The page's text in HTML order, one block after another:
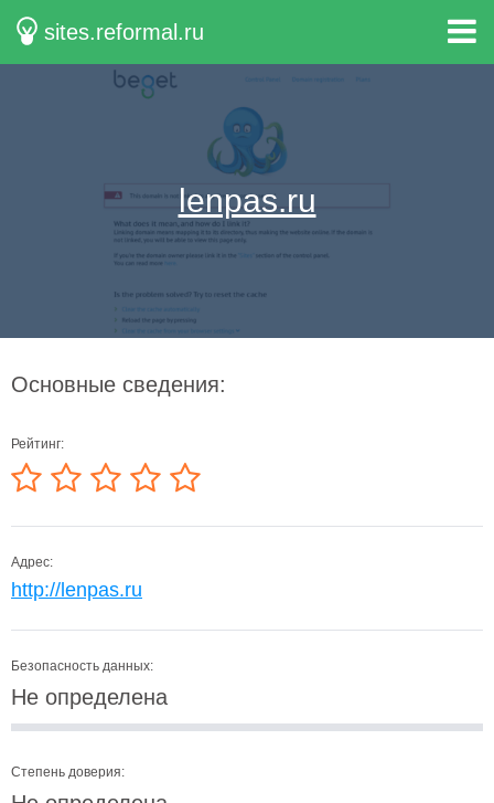
sites.reformal.ru
lenpas.ru
Основные сведения:
Рейтинг:
Адрес:
http://lenpas.ru
Безопасность данных:
Не определена
Степень доверия: